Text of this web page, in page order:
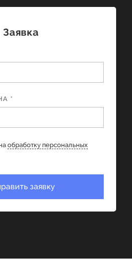
Заявка
*
обработку персональных
заявку